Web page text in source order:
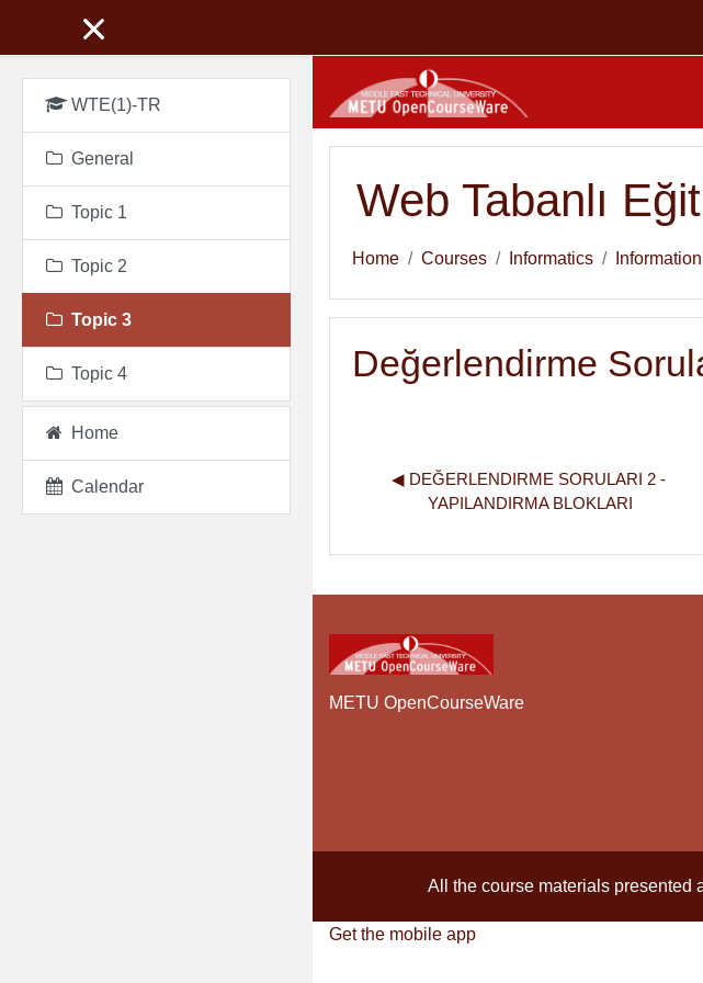
Web Tabanlı
Home Courses Informatics
Değerlendirme
◀︎ DEĞERLENDIRME SORULARI 2 -
YAPILANDIRMA BLOKLARI
WTE(1)-TR
General
Topic 1
Topic 2
Topic 3
Topic 4
Home
Calendar
METU OpenCourseWare
All the course materials presented
Get the mobile app